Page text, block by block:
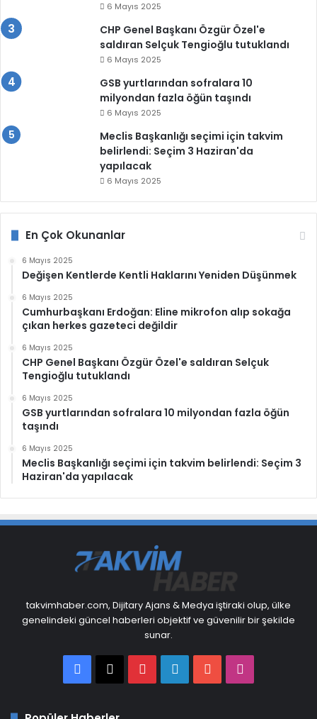
6 Mayıs 2025
CHP Genel Başkanı Özgür Özel'e
saldıran Selçuk Tengioğlu tutuklandı
6 Mayıs 2025
GSB yurtlarından sofralara 10
milyondan fazla öğün taşındı
6 Mayıs 2025
Meclis Başkanlığı seçimi için takvim
belirlendi: Seçim 3 Haziran'da
yapılacak
6 Mayıs 2025
En Çok Okunanlar
6 Mayıs 2025
Değişen Kentlerde Kentli Haklarını Yeniden Düşünmek
6 Mayıs 2025
Cumhurbaşkanı Erdoğan: Eline mikrofon alıp sokağa
çıkan herkes gazeteci değildir
6 Mayıs 2025
CHP Genel Başkanı Özgür Özel'e saldıran Selçuk
Tengioğlu tutuklandı
6 Mayıs 2025
GSB yurtlarından sofralara 10 milyondan fazla öğün
taşındı
6 Mayıs 2025
Meclis Başkanlığı seçimi için takvim belirlendi: Seçim 3
Haziran'da yapılacak
takvimhaber.com, Dijitary Ajans & Medya iştiraki olup, ülke
genelindeki güncel haberleri objektif ve güvenilir bir şekilde
sunar.
Facebook
X PinterestLinkedInYouTube